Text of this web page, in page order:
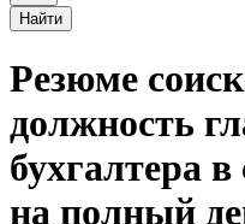
Найти
Резюме
должность
бухгалтера в
на полный